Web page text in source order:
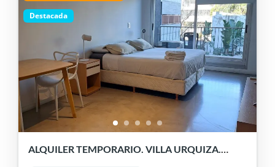
Destacada
ALQUILER TEMPORARIO. VILLA URQUIZA.